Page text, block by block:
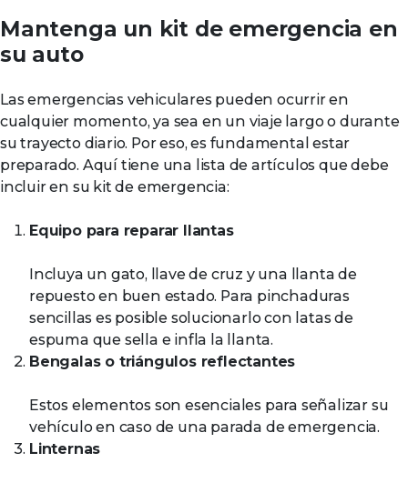
Mantenga un kit de emergencia en
su auto
Las emergencias vehiculares pueden ocurrir en
cualquier momento, ya sea en un viaje largo o durante
su trayecto diario. Por eso, es fundamental estar
preparado. Aquí tiene una lista de artículos que debe
incluir en su kit de emergencia:
Equipo para reparar llantas
Incluya un gato, llave de cruz y una llanta de
repuesto en buen estado. Para pinchaduras
sencillas es posible solucionarlo con latas de
espuma que sella e infla la llanta.
Bengalas o triángulos reflectantes
Estos elementos son esenciales para señalizar su
vehículo en caso de una parada de emergencia.
Linternas